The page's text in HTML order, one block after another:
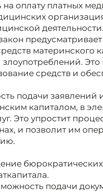
оплату платных
деятельности.
материнского
Это
средств и
подачи заявлений
капиталом, в
Это упростит
и позволит им
подачи